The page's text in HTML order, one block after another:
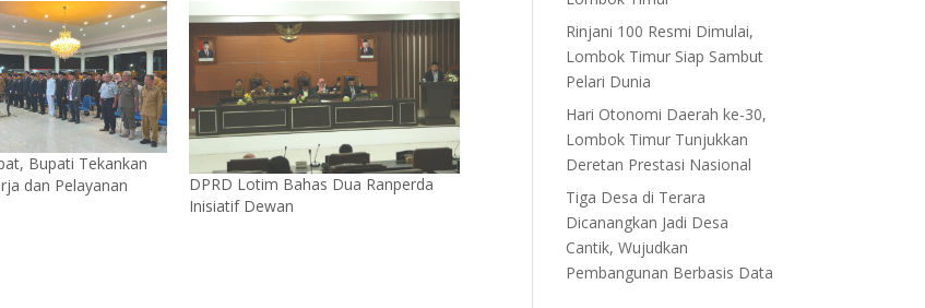
Bupati Tekankan
dan Pelayanan
DPRD Lotim Bahas Dua Ranperda
Inisiatif Dewan
Rinjani 100 Resmi Dimulai,
Lombok Timur Siap Sambut
Pelari Dunia
Hari Otonomi Daerah ke-30,
Lombok Timur Tunjukkan
Deretan Prestasi Nasional
Tiga Desa di Terara
Dicanangkan Jadi Desa
Cantik, Wujudkan
Pembangunan Berbasis Data